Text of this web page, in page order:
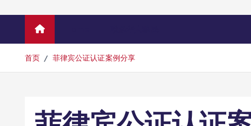
首页 菲律宾公证认证案例分享